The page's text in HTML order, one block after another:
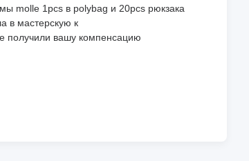
molle 1pcs в polybag и 20pcs рюкзака
в мастерскую к
получили вашу компенсацию